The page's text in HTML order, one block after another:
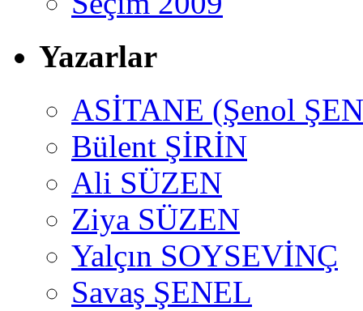
Yazarlar
ASİTANE (Şenol
Bülent ŞİRİN
Ali SÜZEN
Ziya SÜZEN
Yalçın SOYSEVİNÇ
Savaş ŞENEL